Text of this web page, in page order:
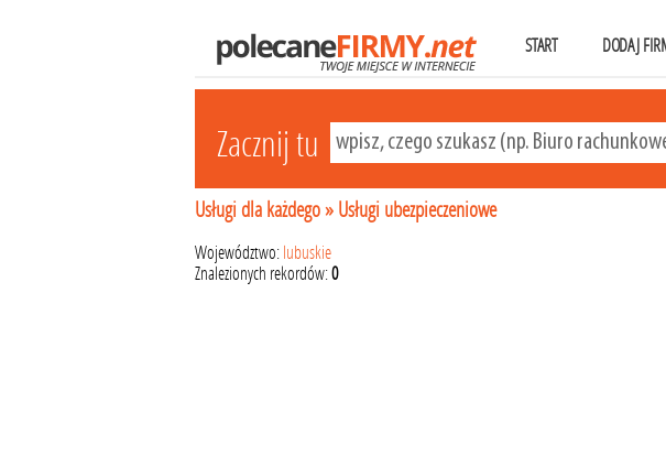
START DODAJ
Zacznij tu
Usługi dla każdego» Usługi ubezpieczeniowe
Województwo: lubuskie
Znalezionych rekordów:0